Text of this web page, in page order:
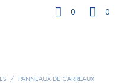
0 0
/ PANNEAUX DE CARREAUX